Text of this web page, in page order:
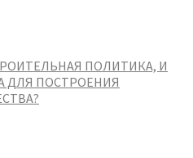
ПОЛИТИКА, И
ДЛЯ ПОСТРОЕНИЯ